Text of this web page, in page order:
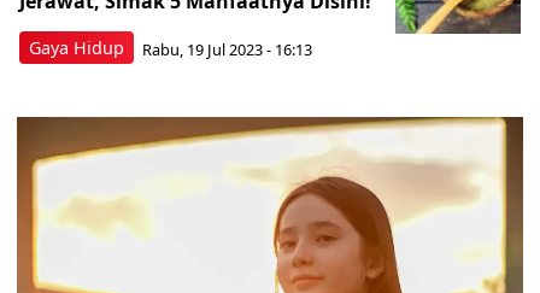
Gaya Hidup Rabu, 19 Jul 2023 - 16:13